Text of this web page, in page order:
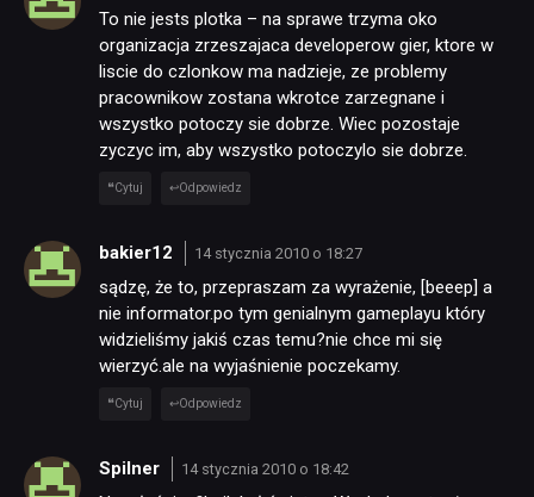
To nie jests plotka – na sprawe trzyma oko
organizacja zrzeszajaca developerow gier, ktore w
liscie do czlonkow ma nadzieje, ze problemy
pracownikow zostana wkrotce zarzegnane i
wszystko potoczy sie dobrze. Wiec pozostaje
zyczyc im, aby wszystko potoczylo sie dobrze.
Cytuj Odpowiedz
bakier12 14 stycznia 2010 o 18:27
sądzę, że to, przepraszam za wyrażenie, [beeep] a
nie informator.po tym genialnym gameplayu który
widzieliśmy jakiś czas temu?nie chce mi się
wierzyć.ale na wyjaśnienie poczekamy.
Cytuj Odpowiedz
Spilner 14 stycznia 2010 o 18:42